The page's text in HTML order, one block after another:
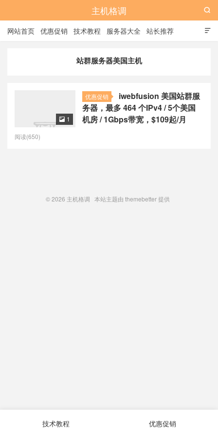
主机格调

网站首页 优惠促销 技术教程 服务器大全 站长推荐

站群服务器美国主机
优惠促销
iwebfusion 美国站群服
务器，最多 464 个IPv4 / 5个美国
机房 / 1Gbps带宽，$109起/月
 1
阅读(650)
© 2026 主机格调 本站主题由 themebetter提供
技术教程 优惠促销